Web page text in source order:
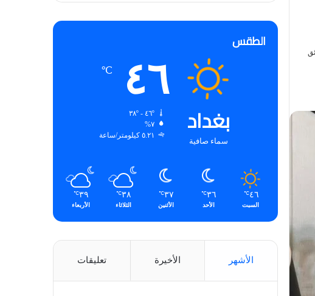
الطقس
بغداد
سماء صافية
٤٦ ℃
٧%
٥.٢١ كيلومتر/ساعة
٤٦℃
السبت
٣٦℃
الأحد
٣٧℃
الأثنين
٣٨℃
الثلاثاء
٣٩℃
الأربعاء
الأشهر الأخيرة تعليقات